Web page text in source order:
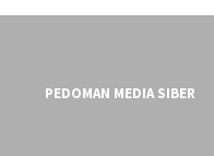
PEDOMAN MEDIA SIBER